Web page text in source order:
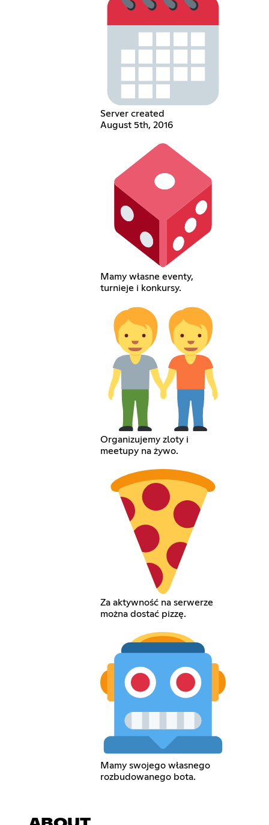
Server created
August 5th, 2016
Mamy własne eventy,
turnieje i konkursy.
Organizujemy zloty i
meetupy na żywo.
Za aktywność na serwerze
można dostać pizzę.
Mamy swojego własnego
rozbudowanego bota.